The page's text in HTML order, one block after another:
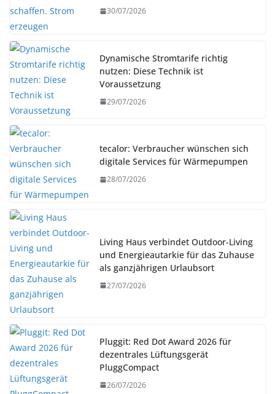
30/07/2026
Dynamische Stromtarife richtig
nutzen: Diese Technik ist
Voraussetzung
29/07/2026
tecalor: Verbraucher wünschen sich
digitale Services für Wärmepumpen
28/07/2026
Living Haus verbindet Outdoor-Living
und Energieautarkie für das Zuhause
als ganzjährigen Urlaubsort
27/07/2026
Pluggit: Red Dot Award 2026 für
dezentrales Lüftungsgerät
PluggCompact
26/07/2026